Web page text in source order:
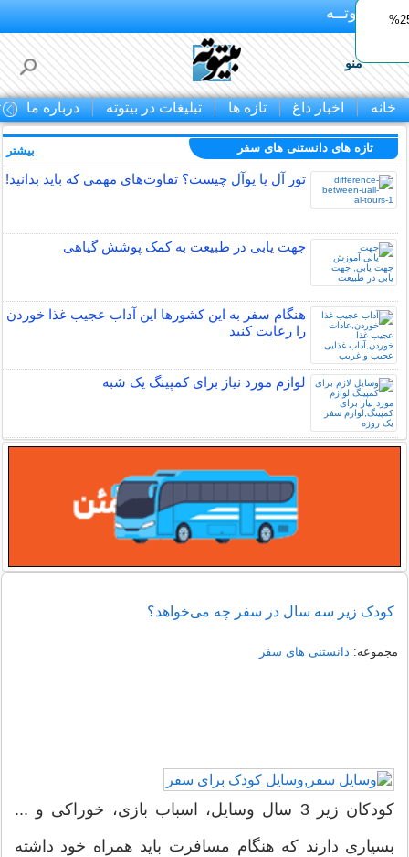
بـیتوتــه
منو
خانه اخبار داغ تازه ها تبلیغات در بیتوته درباره ما
ایمپلنت اقساطی با ضمانت مادام‌العمر+ 25%
تازه های دانستنی های سفر
تور آل یا یوآل چیست؟ تفاوت‌های مهمی که باید بدانید!
جهت یابی در طبیعت به کمک پوشش گیاهی
هنگام سفر به این کشورها این آداب عجیب غذا خوردن
را رعایت کنید
لوازم مورد نیاز برای کمپینگ یک شبه
بیشتر
کودک زیر سه سال در سفر چه می‌خواهد؟
مجموعه: دانستنی های سفر
کودکان زیر 3 سال وسایل، اسباب بازی، خوراکی و ...
بسیاری دارند که هنگام مسافرت باید همراه خود داشته